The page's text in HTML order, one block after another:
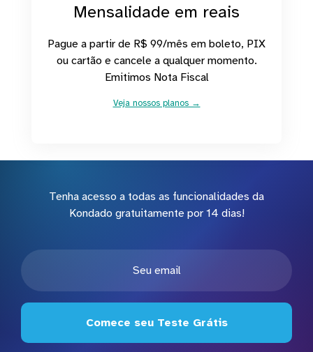
Mensalidade em reais
Pague a partir de R$ 99/mês em boleto, PIX
ou cartão e cancele a qualquer momento.
Emitimos Nota Fiscal
Veja nossos planos →
Tenha acesso a todas as funcionalidades da
Kondado gratuitamente por 14 dias!
Comece seu Teste Grátis